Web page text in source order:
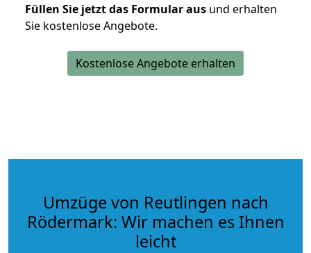
Füllen Sie jetzt das Formular aus und erhalten
Sie kostenlose Angebote.
Kostenlose Angebote erhalten
Umzüge von Reutlingen nach
Rödermark: Wir machen es Ihnen
leicht